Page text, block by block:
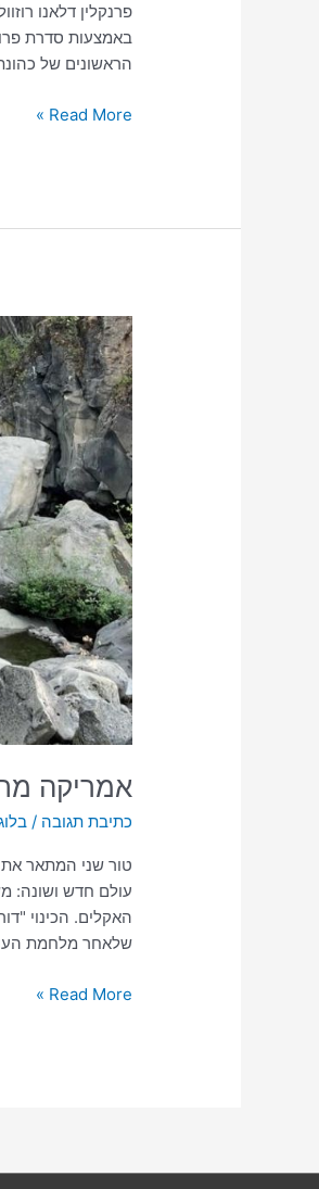
הראשונים של
Read More »
אמריקה
כתיבת תגובה /
טור שני המתאר
עולם חדש ושונה:
האקלים. הכינוי
שלאחר מלחמת
אמריקה
מתעוררת:
פרק
ב'
–
משבר
האקלים
ואי
השוויון
Read More »